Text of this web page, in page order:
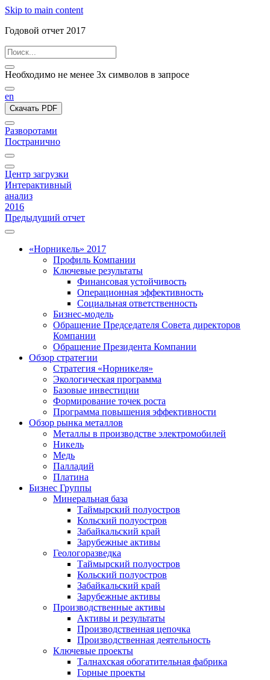
Skip to main content
Годовой отчет 2017
Необходимо не менее 3х символов в запросе
en
Скачать PDF
Разворотами
Постранично
Центр загрузки
Интерактивный
анализ
2016
Предыдущий отчет
«Норникель» 2017
Профиль Компании
Ключевые результаты
Финансовая устойчивость
Операционная эффективность
Социальная ответственность
Бизнес-модель
Обращение Председателя Совета директоров
Компании
Обращение Президента Компании
Обзор стратегии
Стратегия «Норникеля»
Экологическая программа
Базовые инвестиции
Формирование точек роста
Программа повышения эффективности
Обзор рынка металлов
Металлы в производстве электромобилей
Никель
Медь
Палладий
Платина
Бизнес Группы
Минеральная база
Таймырский полуостров
Кольский полуостров
Забайкальский край
Зарубежные активы
Геологоразведка
Таймырский полуостров
Кольский полуостров
Забайкальский край
Зарубежные активы
Производственные активы
Активы и результаты
Производственная цепочка
Производственная деятельность
Ключевые проекты
Талнахская обогатительная фабрика
Горные проекты